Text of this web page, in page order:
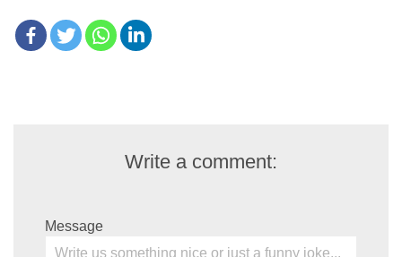
Write a comment:
Message